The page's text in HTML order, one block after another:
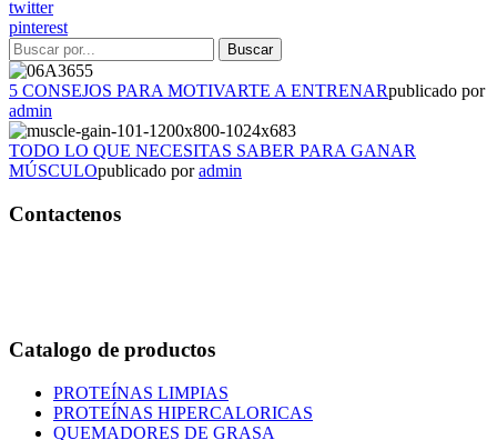
twitter
pinterest
5 CONSEJOS PARA MOTIVARTE A ENTRENARpublicado por
admin
TODO LO QUE NECESITAS SABER PARA GANAR
MÚSCULOpublicado poradmin
Contactenos
Catalogo de productos
PROTEÍNAS LIMPIAS
PROTEÍNAS HIPERCALORICAS
QUEMADORES DE GRASA